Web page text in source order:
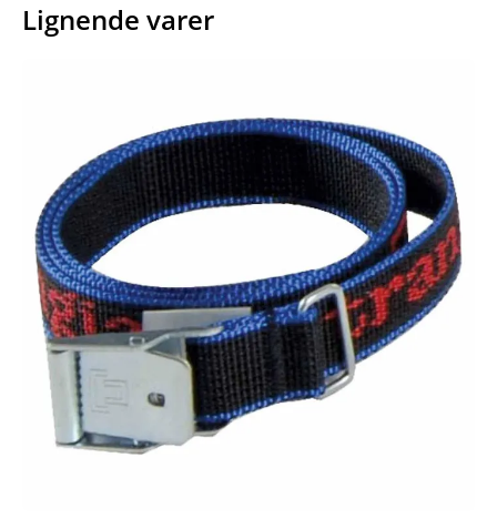
Lignende varer